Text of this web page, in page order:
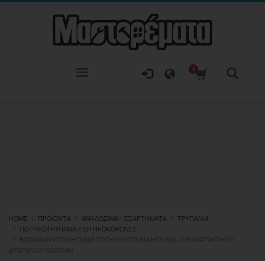
HOME ΠΡΟΪΌΝΤΑ ΑΝΑΛΏΣΙΜΑ - ΕΞΑΡΤΉΜΑΤΑ
ΤΡΥΠΆΝΙΑ
ΠΟΤΗΡΟΤΡΎΠΑΝΑ-ΠΟΤΗΡΟΚΟΡΏΝΕΣ
BORMANN PRO BHT4340 ΠΟΤΗΡΟΚΟΡΏΝΑ HSS WELDON ΜΑΓΝΗΤΙΚΟΎ
ΔΡΑΠΆΝΟΥ 14X30MM